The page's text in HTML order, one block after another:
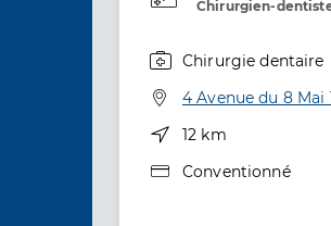
Chirurgien-
Chirurgie dentaire
Adresse
4 Avenue du 8 Mai
Distance
12 km
Type de convention
Conventionné